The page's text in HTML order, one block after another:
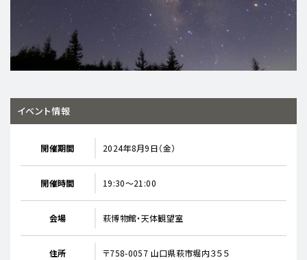
イベント情報
開催期間 2024年8月9日（金）
開催時間 19:30～21:00
会場 萩博物館・天体観望室
住所 〒758-0057 山口県萩市堀内３５５